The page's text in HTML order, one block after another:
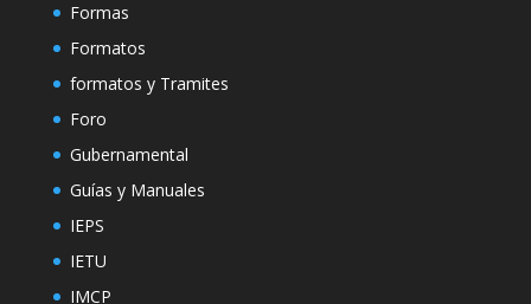
Formas
Formatos
formatos y Tramites
Foro
Gubernamental
Guías y Manuales
IEPS
IETU
IMCP